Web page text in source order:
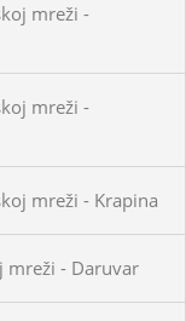
mreži -
mreži -
mreži - Krapina
mreži - Daruvar